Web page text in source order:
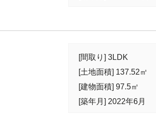
[間取り] 3LDK
[土地面積] 137.52㎡
[建物面積] 97.5㎡
[築年月] 2022年6月